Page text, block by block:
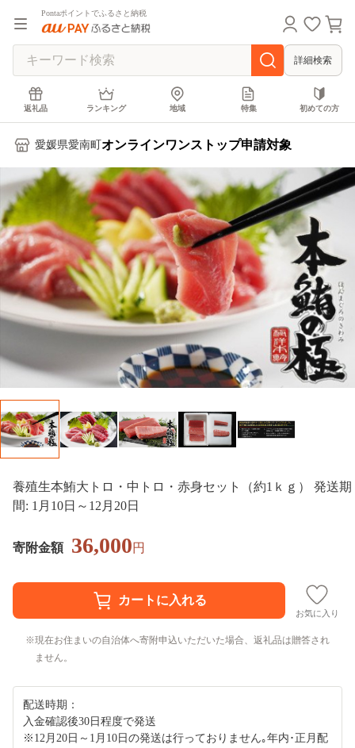
Pontaポイントでふるさと納税
詳細検索
返礼品 ランキング 地域 特集 初めての方
愛媛県愛南町 オンラインワンストップ申請対象
養殖生本鮪大トロ・中トロ・赤身セット（約1ｋｇ） 発送期
間: 1月10日～12月20日
寄附金額 36,000円
お気に入り
現在お住まいの自治体へ寄附申込いただいた場合、返礼品は贈答され
ません。
配送時期：
入金確認後30日程度で発送
※12月20日～1月10日の発送は行っておりません｡年内･正月配